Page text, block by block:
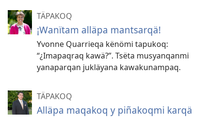
TÄPAKOQ
¡Wanïtam alläpa mantsarqä!
Yvonne Quarrieqa kënömi tapukoq:
“¿Imapaqraq kawä?”. Tsëta musyanqanmi
yanaparqan jukläyana kawakunampaq.
TÄPAKOQ
Alläpa maqakoq y piñakoqmi karqä